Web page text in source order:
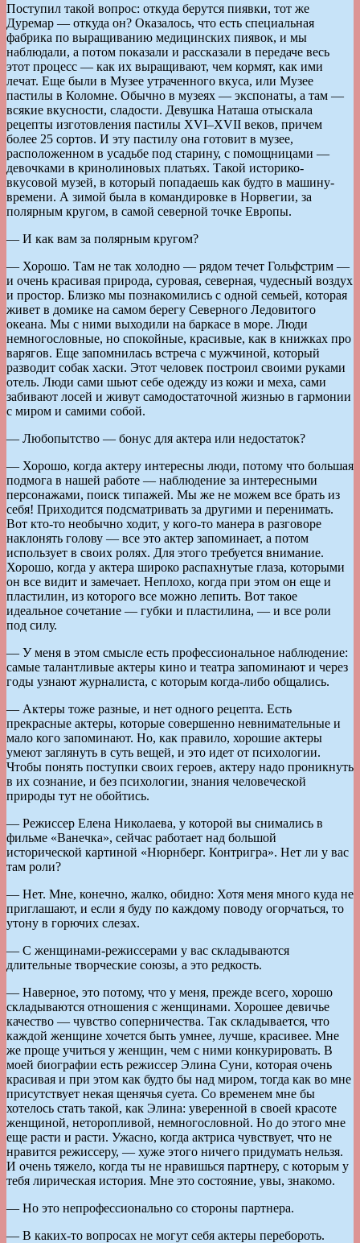
Поступил такой вопрос: откуда берутся пиявки, тот же
Дуремар — откуда он? Оказалось, что есть специальная
фабрика по выращиванию медицинских пиявок, и мы
наблюдали, а потом показали и рассказали в передаче весь
этот процесс — как их выращивают, чем кормят, как ими
лечат. Еще были в Музее утраченного вкуса, или Музее
пастилы в Коломне. Обычно в музеях — экспонаты, а там —
всякие вкусности, сладости. Девушка Наташа отыскала
рецепты изготовления пастилы XVI–XVII веков, причем
более 25 сортов. И эту пастилу она готовит в музее,
расположенном в усадьбе под старину, с помощницами —
девочками в кринолиновых платьях. Такой историко-
вкусовой музей, в который попадаешь как будто в машину-
времени. А зимой была в командировке в Норвегии, за
полярным кругом, в самой северной точке Европы.
— И как вам за полярным кругом?
— Хорошо. Там не так холодно — рядом течет Гольфстрим —
и очень красивая природа, суровая, северная, чудесный воздух
и простор. Близко мы познакомились с одной семьей, которая
живет в домике на самом берегу Северного Ледовитого
океана. Мы с ними выходили на баркасе в море. Люди
немногословные, но спокойные, красивые, как в книжках про
варягов. Еще запомнилась встреча с мужчиной, который
разводит собак хаски. Этот человек построил своими руками
отель. Люди сами шьют себе одежду из кожи и меха, сами
забивают лосей и живут самодостаточной жизнью в гармонии
с миром и самими собой.
— Любопытство — бонус для актера или недостаток?
— Хорошо, когда актеру интересны люди, потому что большая
подмога в нашей работе — наблюдение за интересными
персонажами, поиск типажей. Мы же не можем все брать из
себя! Приходится подсматривать за другими и перенимать.
Вот кто-то необычно ходит, у кого-то манера в разговоре
наклонять голову — все это актер запоминает, а потом
использует в своих ролях. Для этого требуется внимание.
Хорошо, когда у актера широко распахнутые глаза, которыми
он все видит и замечает. Неплохо, когда при этом он еще и
пластилин, из которого все можно лепить. Вот такое
идеальное сочетание — губки и пластилина, — и все роли
под силу.
— У меня в этом смысле есть профессиональное наблюдение:
самые талантливые актеры кино и театра запоминают и через
годы узнают журналиста, с которым когда-либо общались.
— Актеры тоже разные, и нет одного рецепта. Есть
прекрасные актеры, которые совершенно невнимательные и
мало кого запоминают. Но, как правило, хорошие актеры
умеют заглянуть в суть вещей, и это идет от психологии.
Чтобы понять поступки своих героев, актеру надо проникнуть
в их сознание, и без психологии, знания человеческой
природы тут не обойтись.
— Режиссер Елена Николаева, у которой вы снимались в
фильме «Ванечка», сейчас работает над большой
исторической картиной «Нюрнберг. Контригра». Нет ли у вас
там роли?
— Нет. Мне, конечно, жалко, обидно: Хотя меня много куда не
приглашают, и если я буду по каждому поводу огорчаться, то
утону в горючих слезах.
— С женщинами-режиссерами у вас складываются
длительные творческие союзы, а это редкость.
— Наверное, это потому, что у меня, прежде всего, хорошо
складываются отношения с женщинами. Хорошее девичье
качество — чувство соперничества. Так складывается, что
каждой женщине хочется быть умнее, лучше, красивее. Мне
же проще учиться у женщин, чем с ними конкурировать. В
моей биографии есть режиссер Элина Суни, которая очень
красивая и при этом как будто бы над миром, тогда как во мне
присутствует некая щенячья суета. Со временем мне бы
хотелось стать такой, как Элина: уверенной в своей красоте
женщиной, неторопливой, немногословной. Но до этого мне
еще расти и расти. Ужасно, когда актриса чувствует, что не
нравится режиссеру, — хуже этого ничего придумать нельзя.
И очень тяжело, когда ты не нравишься партнеру, с которым у
тебя лирическая история. Мне это состояние, увы, знакомо.
— Но это непрофессионально со стороны партнера.
— В каких-то вопросах не могут себя актеры перебороть.